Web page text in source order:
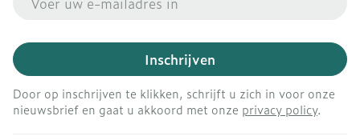
Inschrijven
Door op inschrijven te klikken, schrijft u zich in voor onze
nieuwsbrief en gaat u akkoord met onze privacy policy.